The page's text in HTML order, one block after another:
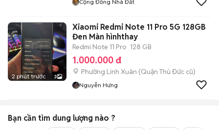
Cộng Đồng Nhà Đất
2 phút trước 3
Xiaomi Redmi Note 11 Pro 5G 128GB
Đen Màn hìnhthay
Redmi Note 11 Pro 128 GB
1.000.000 đ
Phường Linh Xuân (Quận Thủ Đức cũ)
Nguyễn Hưng
Bạn cần tìm dung lượng nào ?